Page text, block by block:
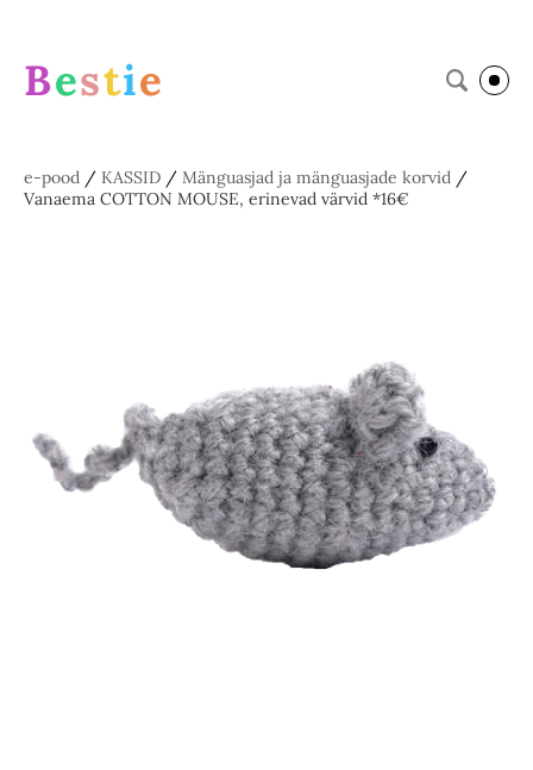
Bestie
e-pood / KASSID / Mänguasjad ja mänguasjade korvid /
Vanaema COTTON MOUSE, erinevad värvid *16€